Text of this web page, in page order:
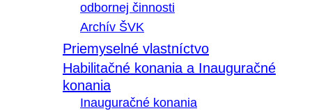
odbornej činnosti
Archív ŠVK
Priemyselné vlastníctvo
Habilitačné konania a Inauguračné
konania
Inauguračné konania